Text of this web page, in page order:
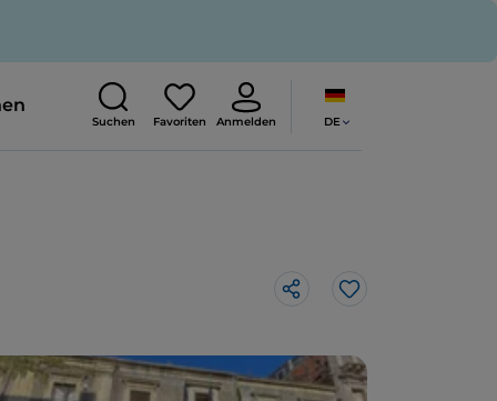
Suchen Favoriten Anmelden DE
Like